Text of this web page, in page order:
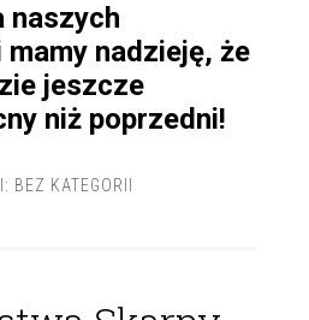
naszych
nadzieję, że
jeszcze
niż poprzedni!
BEZ KATEGORII